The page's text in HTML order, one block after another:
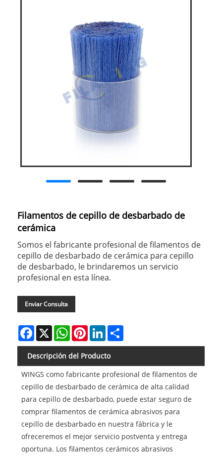
Filamentos de cepillo de desbarbado de
cerámica
Somos el fabricante profesional de filamentos de
cepillo de desbarbado de cerámica para cepillo
de desbarbado, le brindaremos un servicio
profesional en esta línea.
Enviar Consulta
Facebook
X WhatsAppPinterestLinkedIn
Descripción del Producto
WINGS como fabricante profesional de filamentos de
cepillo de desbarbado de cerámica de alta calidad
para cepillo de desbarbado, puede estar seguro de
comprar filamentos de cerámica abrasivos para
cepillo de desbarbado en nuestra fábrica y le
ofreceremos el mejor servicio postventa y entrega
oportuna. Los filamentos cerámicos abrasivos